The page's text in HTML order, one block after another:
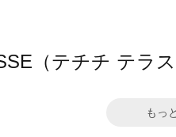
（テチチ テラ
もっ